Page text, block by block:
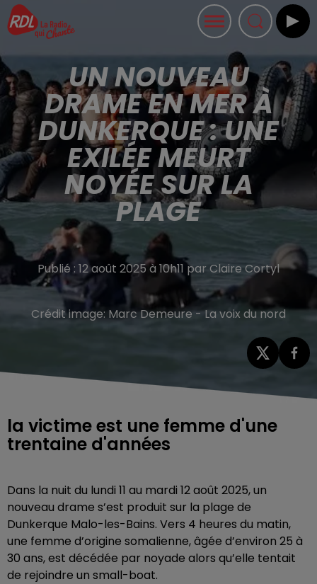
UN NOUVEAU
DRAME EN MER À
DUNKERQUE : UNE
EXILÉE MEURT
NOYÉE SUR LA
PLAGE
Publié : 12 août 2025 à 10h11 par Claire Cortyl
Crédit image: Marc Demeure - La voix du nord
la victime est une femme d'une
trentaine d'années
Dans la nuit du lundi 11 au mardi 12 août 2025, un
nouveau drame s’est produit sur la plage de
Dunkerque Malo-les-Bains. Vers 4 heures du matin,
une femme d’origine somalienne, âgée d’environ 25 à
30 ans, est décédée par noyade alors qu’elle tentait
de rejoindre un small-boat.